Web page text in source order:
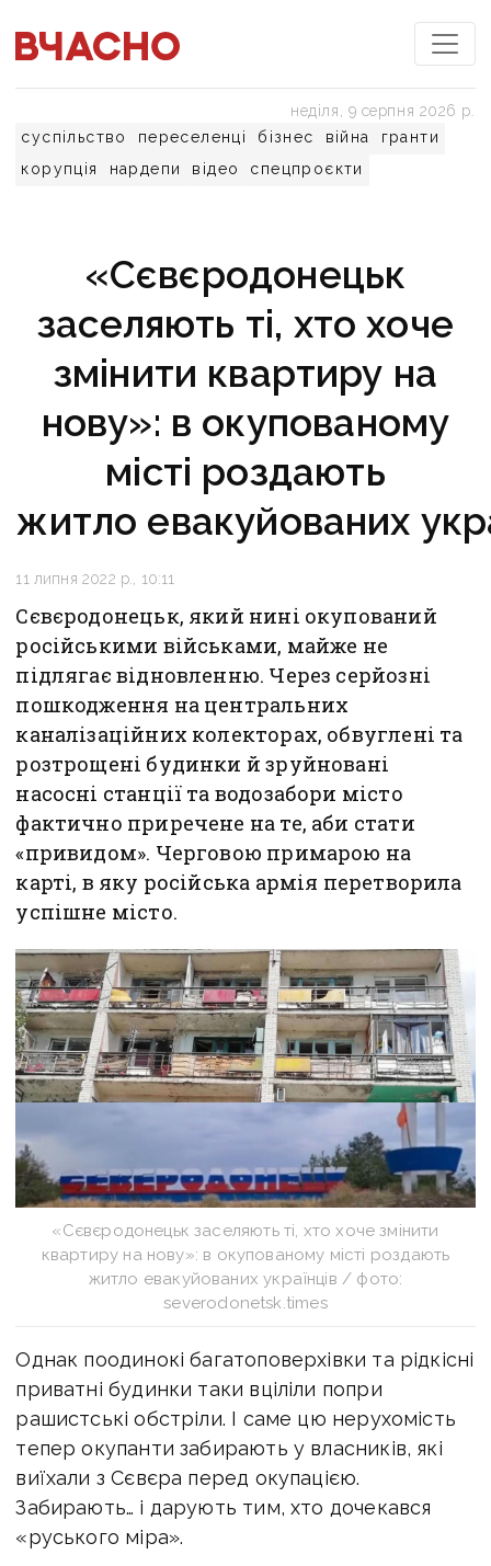
суспільство переселенці бізнес війна
гранти
корупція
нардепи відео спецпроєкти
неділя, 9 серпня 2026 р.
«Сєвєродонецьк
заселяють ті, хто хоче
змінити квартиру на
нову»: в окупованому
місті роздають
житло евакуйованих
11 липня 2022 р., 10:11
Сєвєродонецьк, який нині окупований
російськими військами, майже не
підлягає відновленню. Через серйозні
пошкодження на центральних
каналізаційних колекторах, обвуглені та
розтрощені будинки й зруйновані
насосні станції та водозабори місто
фактично приречене на те, аби стати
«привидом». Черговою примарою на
карті, в яку російська армія перетворила
успішне місто.
«Сєвєродонецьк заселяють ті, хто хоче змінити
квартиру на нову»: в окупованому місті роздають
житло евакуйованих українців / фото:
severodonetsk.times
Однак поодинокі багатоповерхівки та рідкісні
приватні будинки таки вціліли попри
рашистські обстріли. І саме цю нерухомість
тепер окупанти забирають у власників, які
виїхали з Сєвєра перед окупацією.
Забирають… і дарують тим, хто дочекався
«руського міра».